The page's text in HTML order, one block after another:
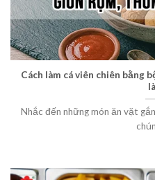
Cách làm cá viên chiên bằng
Nhắc đến những món ăn vặt